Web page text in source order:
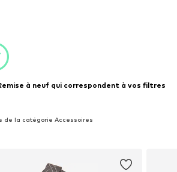
à neuf qui correspondent à vos filtres
de la catégorie Accessoires